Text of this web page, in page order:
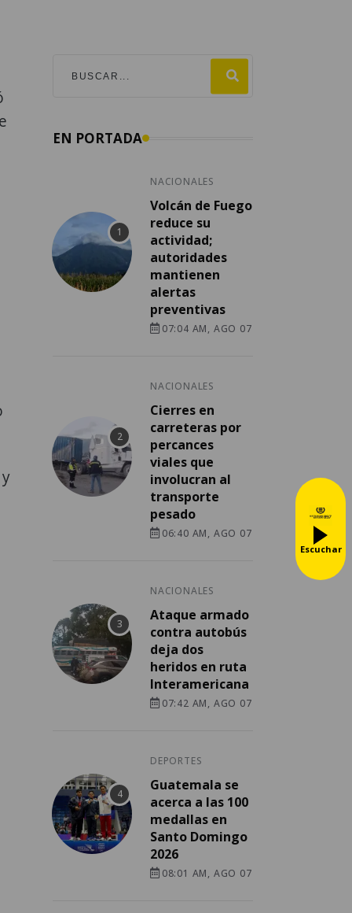
EN PORTADA
NACIONALES
Volcán de Fuego
reduce su
actividad;
autoridades
mantienen
alertas
preventivas
07:04 AM, AGO 07
NACIONALES
Cierres en
carreteras por
percances
viales que
involucran al
transporte
pesado
06:40 AM, AGO 07
NACIONALES
Ataque armado
contra autobús
deja dos
heridos en ruta
Interamericana
07:42 AM, AGO 07
DEPORTES
Guatemala se
acerca a las 100
medallas en
Santo Domingo
2026
08:01 AM, AGO 07
Escuchar